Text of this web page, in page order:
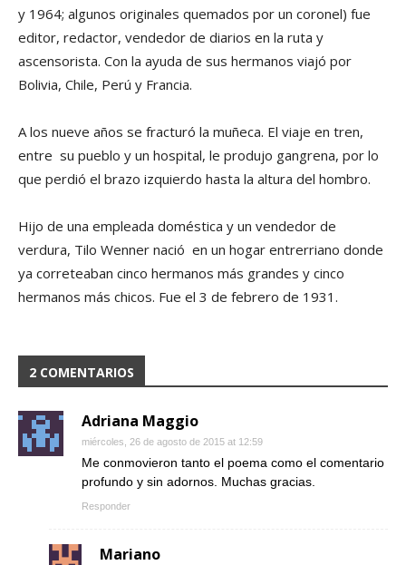
y 1964; algunos originales quemados por un coronel) fue
editor, redactor, vendedor de diarios en la ruta y
ascensorista. Con la ayuda de sus hermanos viajó por
Bolivia, Chile, Perú y Francia.
A los nueve años se fracturó la muñeca. El viaje en tren,
entre su pueblo y un hospital, le produjo gangrena, por lo
que perdió el brazo izquierdo hasta la altura del hombro.
Hijo de una empleada doméstica y un vendedor de
verdura, Tilo Wenner nació en un hogar entrerriano donde
ya correteaban cinco hermanos más grandes y cinco
hermanos más chicos. Fue el 3 de febrero de 1931.
2 COMENTARIOS
Adriana Maggio
miércoles, 26 de agosto de 2015 at 12:59
Me conmovieron tanto el poema como el comentario
profundo y sin adornos. Muchas gracias.
Responder
Mariano